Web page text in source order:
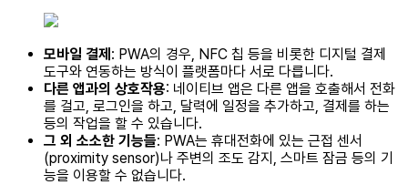
모바일 결제 : PWA의 경우, NFC 칩 등을 비롯한 디지털 결제
도구와 연동하는 방식이 플랫폼마다 서로 다릅니다.
다른 앱과의 상호작용: 네이티브 앱은 다른 앱을 호출해서 전화
를 걸고, 로그인을 하고, 달력에 일정을 추가하고, 결제를 하는
등의 작업을 할 수 있습니다.
그 외 소소한 기능들: PWA는 휴대전화에 있는 근접 센서
(proximity sensor)나 주변의 조도 감지, 스마트 잠금 등의 기
능을 이용할 수 없습니다.